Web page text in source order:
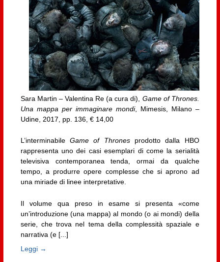
Sara Martin – Valentina Re (a cura di),
Game of Thrones.
Una mappa per immaginare mondi, Mimesis, Milano –
Udine, 2017, pp. 136, € 14,00
L’interminabileGame of Thronesprodotto dalla HBO
rappresenta uno dei casi esemplari di come la serialità
televisiva contemporanea tenda, ormai da qualche
tempo, a produrre opere complesse che si aprono ad
una miriade di linee interpretative.
Il volume qua preso in esame si presenta «come
un’introduzione (una mappa) al mondo (o ai mondi) della
serie, che trova nel tema della complessità spaziale e
narrativa (e [...]
Leggi →